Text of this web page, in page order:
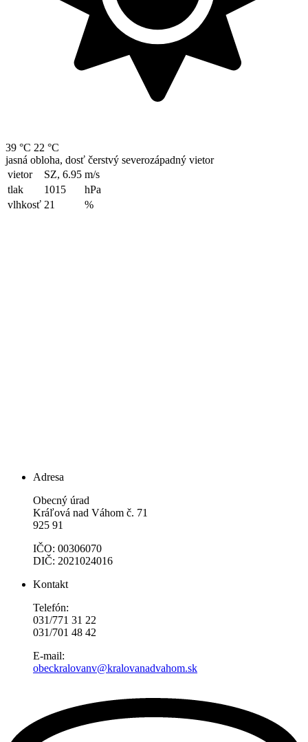
39 °C 22 °C
jasná obloha, dosť čerstvý severozápadný vietor
vietor
SZ, 6.95 m/s
tlak
1015
hPa
vlhkosť 21 %
Adresa
Obecný úrad
Kráľová nad Váhom č. 71
925 91
IČO: 00306070
DIČ: 2021024016
Kontakt
Telefón:
031/771 31 22
031/701 48 42
E-mail:
obeckralovanv@kralovanadvahom.sk